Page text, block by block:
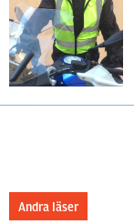
Andra läser